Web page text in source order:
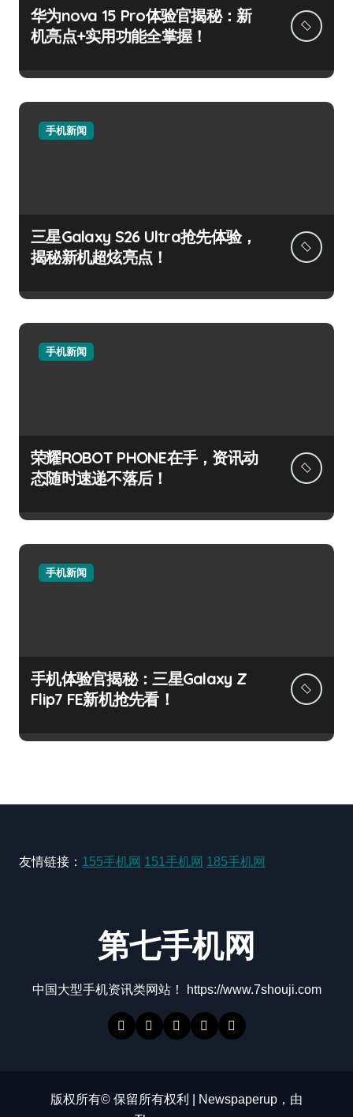
华为nova 15 Pro体验官揭秘：新
机亮点+实用功能全掌握！
手机新闻
三星Galaxy S26 Ultra抢先体验，
揭秘新机超炫亮点！
手机新闻
荣耀ROBOT PHONE在手，资讯动
态随时速递不落后！
手机新闻
手机体验官揭秘：三星Galaxy Z
Flip7 FE新机抢先看！
友情链接： 155手机网 151手机网 185手机网
第七手机网
中国大型手机资讯类网站！ https://www.7shouji.com
版权所有© 保留所有权利 Newspaperup ，由